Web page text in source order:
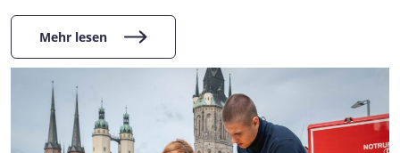
Mehr lesen